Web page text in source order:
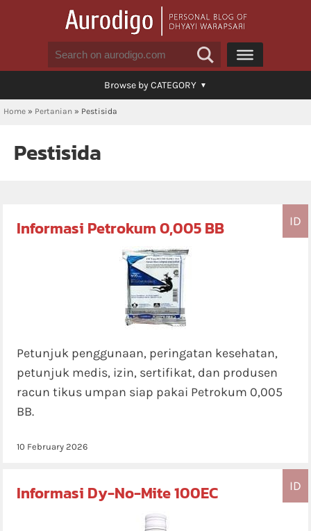
Browse by CATEGORY
Home » Pertanian » Pestisida
Pestisida
ID
Informasi Petrokum 0,005 BB
Petunjuk penggunaan, peringatan kesehatan,
petunjuk medis, izin, sertifikat, dan produsen
racun tikus umpan siap pakai Petrokum 0,005
BB.
10 February 2026
ID
Informasi Dy-No-Mite 100EC